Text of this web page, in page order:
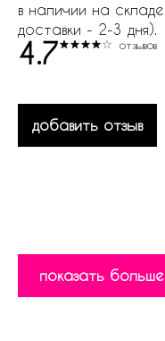
в наличии на
доставки - 2-3 дня).
4.7 отзывов
добавить отзыв
показать